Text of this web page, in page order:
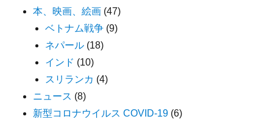
本、映画、絵画 (47)
ベトナム戦争 (9)
ネパール (18)
インド (10)
スリランカ (4)
ニュース (8)
新型コロナウイルス COVID-19 (6)